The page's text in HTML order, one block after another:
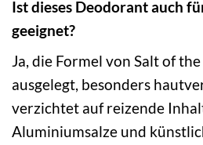
Ist dieses Deodorant auch
geeignet?
Ja, die Formel von Salt of
ausgelegt, besonders
verzichtet auf reizende
Aluminiumsalze und